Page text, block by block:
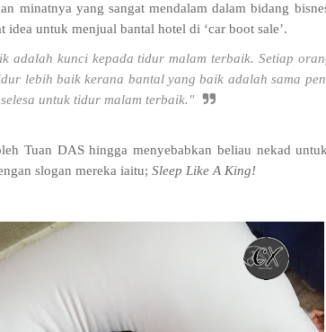
minatnya yang sangat mendalam dalam bidang
idea untuk menjual bantal hotel di ‘car boot sale’.
adalah kunci kepada tidur malam terbaik. Setiap
lebih baik kerana bantal yang baik adalah sama
untuk tidur malam terbaik."
Tuan DAS hingga menyebabkan beliau nekad
slogan mereka iaitu; Sleep Like A King!